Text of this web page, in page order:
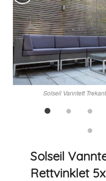
Solseil Vanntett
Solseil
Rettvinklet